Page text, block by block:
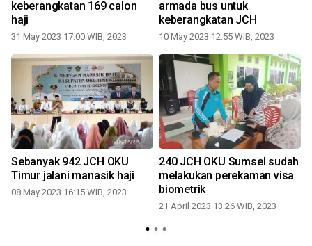
keberangkatan 169 calon
haji
31 May 2023 17:00 WIB, 2023
armada bus untuk
keberangkatan JCH
10 May 2023 12:55 WIB, 2023
Sebanyak 942 JCH OKU
Timur jalani manasik haji
08 May 2023 16:15 WIB, 2023
240 JCH OKU Sumsel sudah
melakukan perekaman visa
biometrik
21 April 2023 13:26 WIB, 2023